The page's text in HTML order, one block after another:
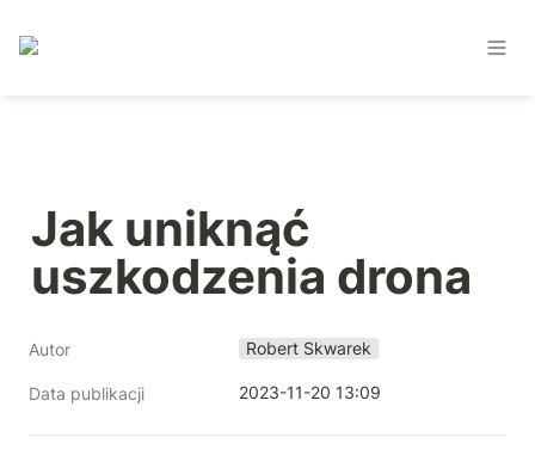
Jak uniknąć
uszkodzenia drona
Autor Robert Skwarek
Data publikacji 2023-11-20 13:09